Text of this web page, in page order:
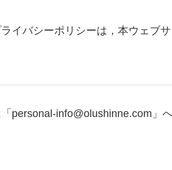
イバシーポリシーは，本ウェブ
personal-info@olushinne.com」